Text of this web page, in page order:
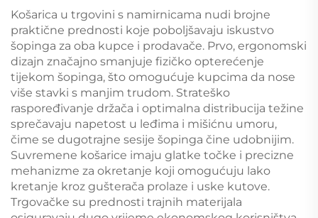
Košarica u trgovini s namirnicama nudi brojne
praktične prednosti koje poboljšavaju iskustvo
šopinga za oba kupce i prodavače. Prvo, ergonomski
dizajn značajno smanjuje fizičko opterećenje
tijekom šopinga, što omogućuje kupcima da nose
više stavki s manjim trudom. Strateško
raspoređivanje držača i optimalna distribucija težine
sprečavaju napetost u leđima i mišićnu umoru,
čime se dugotrajne sesije šopinga čine udobnijim.
Suvremene košarice imaju glatke točke i precizne
mehanizme za okretanje koji omogućuju lako
kretanje kroz gušterača prolaze i uske kutove.
Trgovačke su prednosti trajnih materijala